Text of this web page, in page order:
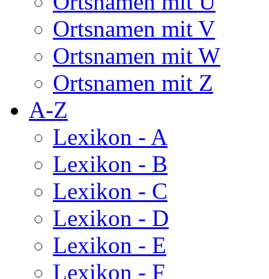
Ortsnamen mit V
Ortsnamen mit W
Ortsnamen mit Z
A-Z
Lexikon - A
Lexikon - B
Lexikon - C
Lexikon - D
Lexikon - E
Lexikon - F